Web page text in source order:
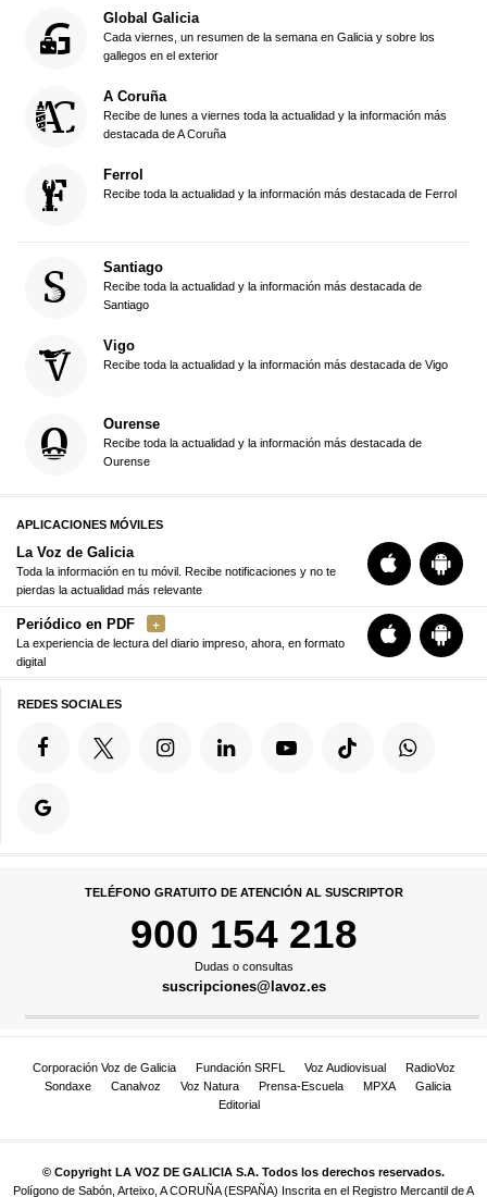
Global Galicia
Cada viernes, un resumen de la semana en Galicia y sobre los
gallegos en el exterior
A Coruña
Recibe de lunes a viernes toda la actualidad y la información más
destacada de A Coruña
Ferrol
Recibe toda la actualidad y la información más destacada de Ferrol
Santiago
Recibe toda la actualidad y la información más destacada de
Santiago
Vigo
Recibe toda la actualidad y la información más destacada de Vigo
Ourense
Recibe toda la actualidad y la información más destacada de
Ourense
APLICACIONES MÓVILES
La Voz de Galicia
Toda la información en tu móvil. Recibe notificaciones y no te
pierdas la actualidad más relevante
Periódico en PDF
La experiencia de lectura del diario impreso, ahora, en formato
digital
REDES SOCIALES
TELÉFONO GRATUITO DE ATENCIÓN AL SUSCRIPTOR
900 154 218
Dudas o consultas
suscripciones@lavoz.es
Corporación Voz de Galicia Fundación SRFL Voz Audiovisual
RadioVoz
Sondaxe
Canalvoz Voz Natura Prensa-Escuela MPXA
Galicia
Editorial
© Copyright LA VOZ DE GALICIA S.A. Todos los derechos reservados.
Polígono de Sabón, Arteixo, A CORUÑA (ESPAÑA) Inscrita en el Registro Mercantil de A